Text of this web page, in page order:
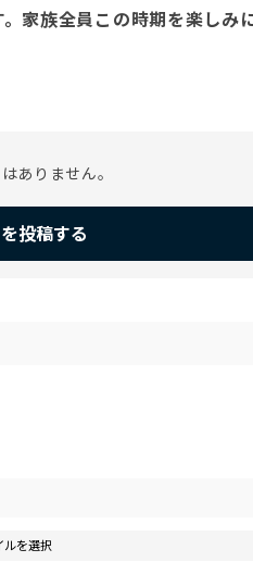
家族全員この時期を楽しみ
ありません。
投稿する
ルを選択